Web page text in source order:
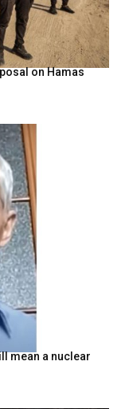
on Hamas
mean a nuclear